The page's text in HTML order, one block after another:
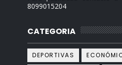
8099015204
CATEGORIA
DEPORTIVAS